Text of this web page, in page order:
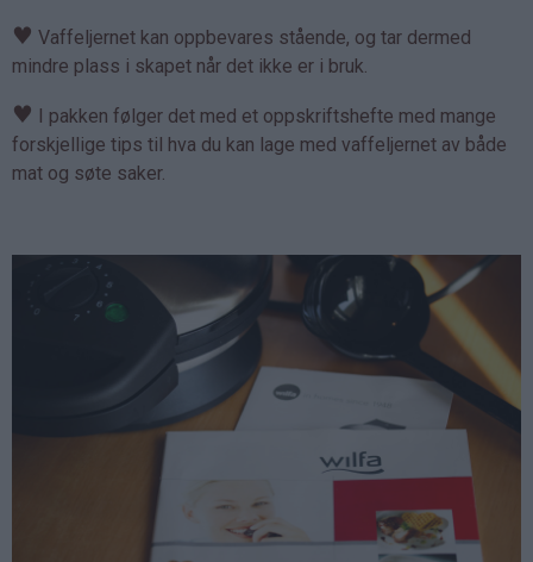
♥ Vaffeljernet kan oppbevares stående, og tar dermed
mindre plass i skapet når det ikke er i bruk.
♥ I pakken følger det med et oppskriftshefte med mange
forskjellige tips til hva du kan lage med vaffeljernet av både
mat og søte saker.